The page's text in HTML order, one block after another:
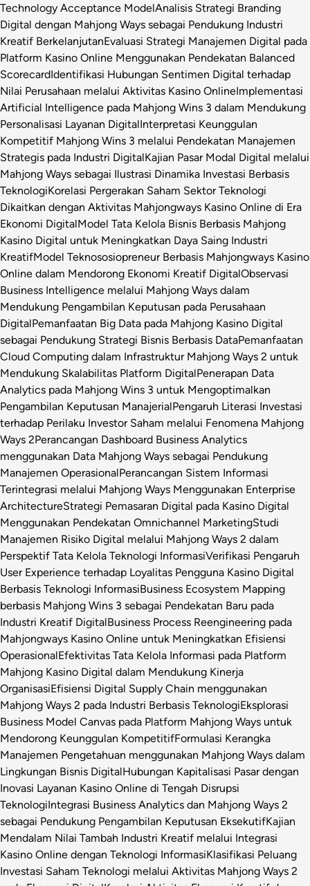
Technology Acceptance ModelAnalisis Strategi Branding
Digital dengan Mahjong Ways sebagai Pendukung Industri
Kreatif BerkelanjutanEvaluasi Strategi Manajemen Digital pada
Platform Kasino Online Menggunakan Pendekatan Balanced
ScorecardIdentifikasi Hubungan Sentimen Digital terhadap
Nilai Perusahaan melalui Aktivitas Kasino OnlineImplementasi
Artificial Intelligence pada Mahjong Wins 3 dalam Mendukung
Personalisasi Layanan DigitalInterpretasi Keunggulan
Kompetitif Mahjong Wins 3 melalui Pendekatan Manajemen
Strategis pada Industri DigitalKajian Pasar Modal Digital melalui
Mahjong Ways sebagai Ilustrasi Dinamika Investasi Berbasis
TeknologiKorelasi Pergerakan Saham Sektor Teknologi
Dikaitkan dengan Aktivitas Mahjongways Kasino Online di Era
Ekonomi DigitalModel Tata Kelola Bisnis Berbasis Mahjong
Kasino Digital untuk Meningkatkan Daya Saing Industri
KreatifModel Teknososiopreneur Berbasis Mahjongways Kasino
Online dalam Mendorong Ekonomi Kreatif DigitalObservasi
Business Intelligence melalui Mahjong Ways dalam
Mendukung Pengambilan Keputusan pada Perusahaan
DigitalPemanfaatan Big Data pada Mahjong Kasino Digital
sebagai Pendukung Strategi Bisnis Berbasis DataPemanfaatan
Cloud Computing dalam Infrastruktur Mahjong Ways 2 untuk
Mendukung Skalabilitas Platform DigitalPenerapan Data
Analytics pada Mahjong Wins 3 untuk Mengoptimalkan
Pengambilan Keputusan ManajerialPengaruh Literasi Investasi
terhadap Perilaku Investor Saham melalui Fenomena Mahjong
Ways 2Perancangan Dashboard Business Analytics
menggunakan Data Mahjong Ways sebagai Pendukung
Manajemen OperasionalPerancangan Sistem Informasi
Terintegrasi melalui Mahjong Ways Menggunakan Enterprise
ArchitectureStrategi Pemasaran Digital pada Kasino Digital
Menggunakan Pendekatan Omnichannel MarketingStudi
Manajemen Risiko Digital melalui Mahjong Ways 2 dalam
Perspektif Tata Kelola Teknologi InformasiVerifikasi Pengaruh
User Experience terhadap Loyalitas Pengguna Kasino Digital
Berbasis Teknologi InformasiBusiness Ecosystem Mapping
berbasis Mahjong Wins 3 sebagai Pendekatan Baru pada
Industri Kreatif DigitalBusiness Process Reengineering pada
Mahjongways Kasino Online untuk Meningkatkan Efisiensi
OperasionalEfektivitas Tata Kelola Informasi pada Platform
Mahjong Kasino Digital dalam Mendukung Kinerja
OrganisasiEfisiensi Digital Supply Chain menggunakan
Mahjong Ways 2 pada Industri Berbasis TeknologiEksplorasi
Business Model Canvas pada Platform Mahjong Ways untuk
Mendorong Keunggulan KompetitifFormulasi Kerangka
Manajemen Pengetahuan menggunakan Mahjong Ways dalam
Lingkungan Bisnis DigitalHubungan Kapitalisasi Pasar dengan
Inovasi Layanan Kasino Online di Tengah Disrupsi
TeknologiIntegrasi Business Analytics dan Mahjong Ways 2
sebagai Pendukung Pengambilan Keputusan EksekutifKajian
Mendalam Nilai Tambah Industri Kreatif melalui Integrasi
Kasino Online dengan Teknologi InformasiKlasifikasi Peluang
Investasi Saham Teknologi melalui Aktivitas Mahjong Ways 2